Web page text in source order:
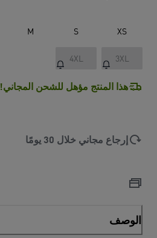
XS
S
M
3XL
4XL
هذا المنتج مؤهل للشحن المجاني!
إرجاع مجاني خلال 30 يومًا
الوصف